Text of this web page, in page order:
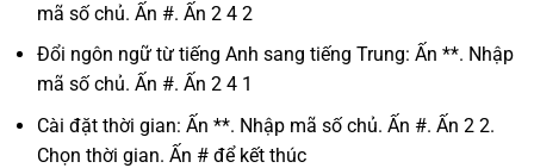
mã số chủ. Ấn #. Ấn 2 4 2
Đổi ngôn ngữ từ tiếng Anh sang tiếng Trung: Ấn **. Nhập
mã số chủ. Ấn #. Ấn 2 4 1
Cài đặt thời gian: Ấn **. Nhập mã số chủ. Ấn #. Ấn 2 2.
Chọn thời gian. Ấn # để kết thúc